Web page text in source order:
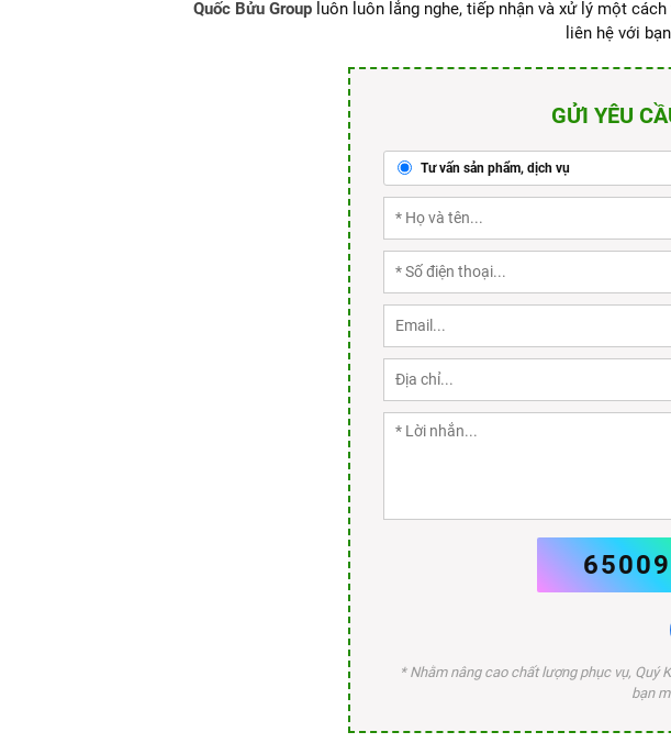
Quốc Bửu Group luôn luôn lắng nghe, tiếp nhận và xử lý một
liên hệ với
GỬI YÊU
Tư vấn sản phẩm, dịch vụ
* Nhằm nâng cao chất lượng phục vụ, Quý
bạn